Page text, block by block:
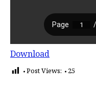
Download
Post Views: 25